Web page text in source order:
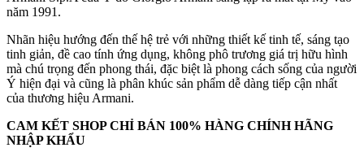
năm 1991.
Nhãn hiệu hướng đến thế hệ trẻ với những thiết kế tinh tế, sáng tạo
tinh giản, đề cao tính ứng dụng, không phô trương giá trị hữu hình
mà chú trọng đến phong thái, đặc biệt là phong cách sống của người
Ý hiện đại và cũng là phân khúc sản phẩm dễ dàng tiếp cận nhất
của thương hiệu Armani.
CAM KẾT SHOP CHỈ BÁN 100% HÀNG CHÍNH HÃNG
NHẬP KHẨU